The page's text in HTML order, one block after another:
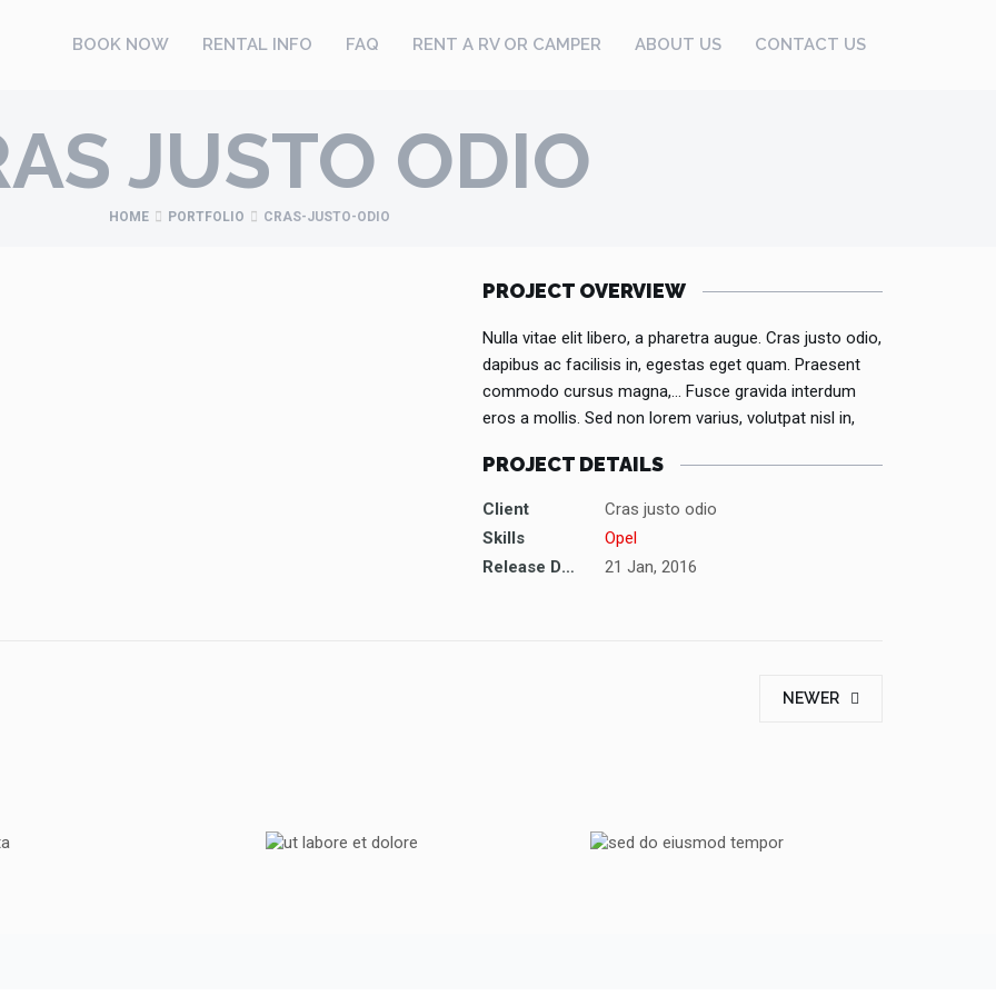
BOOK NOW RENTAL INFO FAQ RENT A RV OR CAMPER ABOUT US CONTACT US
JUSTO ODIO
HOME PORTFOLIO CRAS-JUSTO-ODIO
PROJECT OVERVIEW
Nulla vitae elit libero, a pharetra augue. Cras justo odio,
dapibus ac facilisis in, egestas eget quam. Praesent
commodo cursus magna,… Fusce gravida interdum
eros a mollis. Sed non lorem varius, volutpat nisl in,
PROJECT DETAILS
Client
Cras justo odio
Skills
Opel
Release Date
21 Jan, 2016
NEWER
UT LABORE ET DOLORE SED DO EIUSMOD TEMPOR